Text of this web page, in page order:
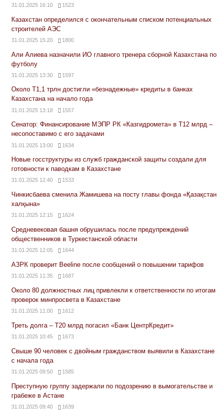
31.01.2025 16:10 1523
Казахстан определился с окончательным списком потенциальных
строителей АЭС
31.01.2025 15:20 1800
Али Алиева назначили ИО главного тренера сборной Казахстана по
футболу
31.01.2025 13:30 1597
Около Т1,1 трлн достигли «безнадежные» кредиты в банках
Казахстана на начало года
31.01.2025 13:18 1557
Сенатор: Финансирование МЭПР РК «Казгидромета» в Т12 млрд –
несопоставимо с его задачами
31.01.2025 13:00 1634
Новые госструктуры из служб гражданской защиты создали для
готовности к паводкам в Казахстане
31.01.2025 12:40 1533
Чинкисбаева сменила Жамишева на посту главы фонда «Қазақстан
халқына»
31.01.2025 12:15 1624
Средневековая башня обрушилась после предупреждений
общественников в Туркестанской области
31.01.2025 12:05 1644
АЗРК проверит Beeline после сообщений о повышении тарифов
31.01.2025 11:35 1687
Около 80 должностных лиц привлекли к ответственности по итогам
проверок минпросвета в Казахстане
31.01.2025 11:00 1612
Треть долга – Т20 млрд погасил «Банк ЦентрКредит»
31.01.2025 10:45 1673
Свыше 90 человек с двойным гражданством выявили в Казахстане
с начала года
31.01.2025 09:50 1585
Преступную группу задержали по подозрению в вымогательстве и
грабеже в Астане
31.01.2025 09:40 1639